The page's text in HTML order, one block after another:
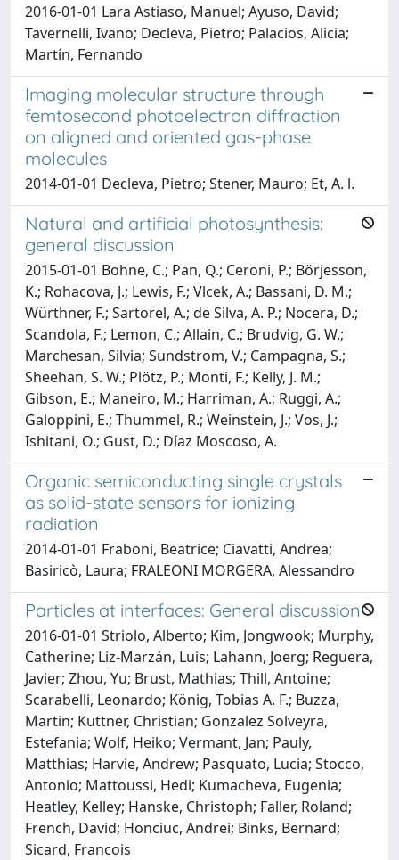
2016-01-01 Lara Astiaso, Manuel; Ayuso, David;
Tavernelli, Ivano; Decleva, Pietro; Palacios, Alicia;
Martín, Fernando
Imaging molecular structure through
femtosecond photoelectron diffraction
on aligned and oriented gas-phase
molecules
2014-01-01 Decleva, Pietro; Stener, Mauro; Et, A. l.
Natural and artificial photosynthesis:
general discussion
2015-01-01 Bohne, C.; Pan, Q.; Ceroni, P.; Börjesson,
K.; Rohacova, J.; Lewis, F.; Vlcek, A.; Bassani, D. M.;
Würthner, F.; Sartorel, A.; de Silva, A. P.; Nocera, D.;
Scandola, F.; Lemon, C.; Allain, C.; Brudvig, G. W.;
Marchesan, Silvia; Sundstrom, V.; Campagna, S.;
Sheehan, S. W.; Plötz, P.; Monti, F.; Kelly, J. M.;
Gibson, E.; Maneiro, M.; Harriman, A.; Ruggi, A.;
Galoppini, E.; Thummel, R.; Weinstein, J.; Vos, J.;
Ishitani, O.; Gust, D.; Díaz Moscoso, A.
Organic semiconducting single crystals
as solid-state sensors for ionizing
radiation
2014-01-01 Fraboni, Beatrice; Ciavatti, Andrea;
Basiricò, Laura; FRALEONI MORGERA, Alessandro
Particles at interfaces: General discussion
2016-01-01 Striolo, Alberto; Kim, Jongwook; Murphy,
Catherine; Liz-Marzán, Luis; Lahann, Joerg; Reguera,
Javier; Zhou, Yu; Brust, Mathias; Thill, Antoine;
Scarabelli, Leonardo; König, Tobias A. F.; Buzza,
Martin; Kuttner, Christian; Gonzalez Solveyra,
Estefania; Wolf, Heiko; Vermant, Jan; Pauly,
Matthias; Harvie, Andrew; Pasquato, Lucia; Stocco,
Antonio; Mattoussi, Hedi; Kumacheva, Eugenia;
Heatley, Kelley; Hanske, Christoph; Faller, Roland;
French, David; Honciuc, Andrei; Binks, Bernard;
Sicard, Francois